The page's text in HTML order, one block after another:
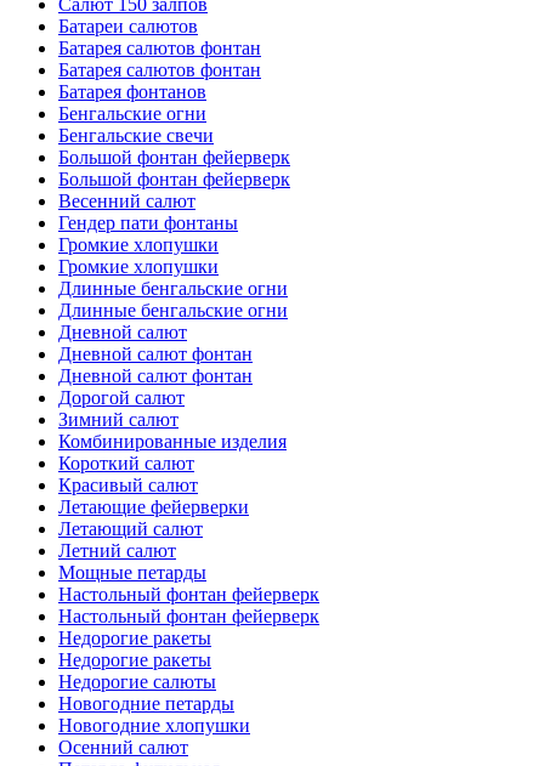
Салют 150 залпов
Батареи салютов
Батарея салютов фонтан
Батарея салютов фонтан
Батарея фонтанов
Бенгальские огни
Бенгальские свечи
Большой фонтан фейерверк
Большой фонтан фейерверк
Весенний салют
Гендер пати фонтаны
Громкие хлопушки
Громкие хлопушки
Длинные бенгальские огни
Длинные бенгальские огни
Дневной салют
Дневной салют фонтан
Дневной салют фонтан
Дорогой салют
Зимний салют
Комбинированные изделия
Короткий салют
Красивый салют
Летающие фейерверки
Летающий салют
Летний салют
Мощные петарды
Настольный фонтан фейерверк
Настольный фонтан фейерверк
Недорогие ракеты
Недорогие ракеты
Недорогие салюты
Новогодние петарды
Новогодние хлопушки
Осенний салют